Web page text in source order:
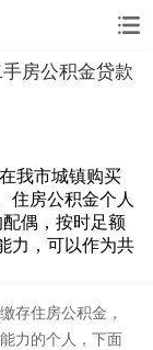
房公积金贷款
我市城镇购买
住房公积金个人
偶，按时足额
力，可以作为共
存住房公积金，
力的个人，下面